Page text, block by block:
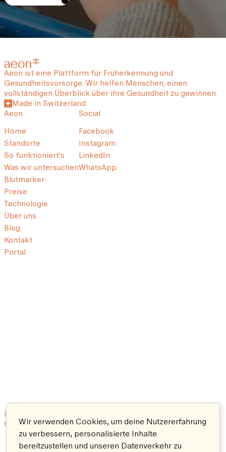
Aeon ist eine Plattform für Früherkennung und
Gesundheitsvorsorge. Wir helfen Menschen, einen
vollständigen Überblick über ihre Gesundheit zu gewinnen.
Made in Switzerland
Aeon
Home
Standorte
So funktioniert's
Was wir untersuchen
Blutmarker
Preise
Technologie
Über uns
Blog
Kontakt
Portal
Social
Facebook
Instagram
LinkedIn
WhatsApp
Impressum
© 2026 Aeon. All rights reserved.
Wir verwenden Cookies, um deine Nutzererfahrung
zu verbessern, personalisierte Inhalte
bereitzustellen und unseren Datenverkehr zu